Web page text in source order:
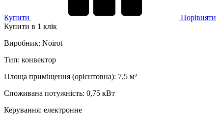
Купити
Порівняти
Купити в 1 клік
Виробник: Noirot
Тип: конвектор
Площа приміщення (орієнтовна): 7,5 м²
Споживана потужність: 0,75 кВт
Керування: електронне